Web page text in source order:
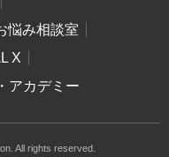
悩み相談室
X
アカデミー
All rights reserved.